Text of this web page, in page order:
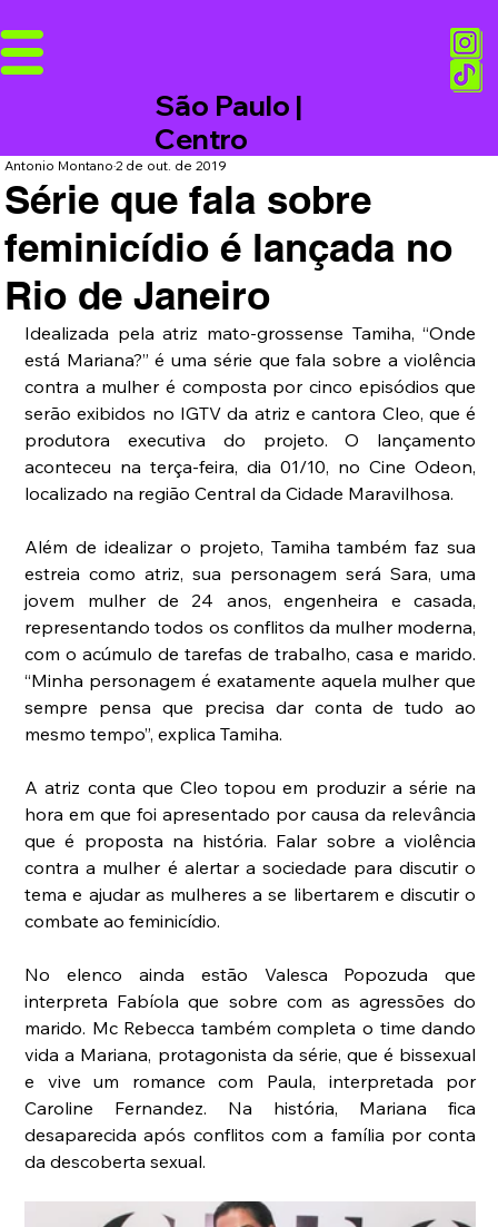
São Paulo |
Centro
Série que fala sobre
feminicídio é lançada no
Rio de Janeiro
Antonio Montano2 de out. de 2019
Idealizada pela atriz mato-grossense Tamiha, “Onde
está Mariana?” é uma série que fala sobre a violência
contra a mulher é composta por cinco episódios que
serão exibidos no IGTV da atriz e cantora Cleo, que é
produtora executiva do projeto. O lançamento
aconteceu na terça-feira, dia 01/10, no Cine Odeon,
localizado na região Central da Cidade Maravilhosa.
Além de idealizar o projeto, Tamiha também faz sua
estreia como atriz, sua personagem será Sara, uma
jovem mulher de 24 anos, engenheira e casada,
representando todos os conflitos da mulher moderna,
com o acúmulo de tarefas de trabalho, casa e marido.
“Minha personagem é exatamente aquela mulher que
sempre pensa que precisa dar conta de tudo ao
mesmo tempo”, explica Tamiha.
A atriz conta que Cleo topou em produzir a série na
hora em que foi apresentado por causa da relevância
que é proposta na história. Falar sobre a violência
contra a mulher é alertar a sociedade para discutir o
tema e ajudar as mulheres a se libertarem e discutir o
combate ao feminicídio.
No elenco ainda estão Valesca Popozuda que
interpreta Fabíola que sobre com as agressões do
marido. Mc Rebecca também completa o time dando
vida a Mariana, protagonista da série, que é bissexual
e vive um romance com Paula, interpretada por
Caroline Fernandez. Na história, Mariana fica
desaparecida após conflitos com a família por conta
da descoberta sexual.